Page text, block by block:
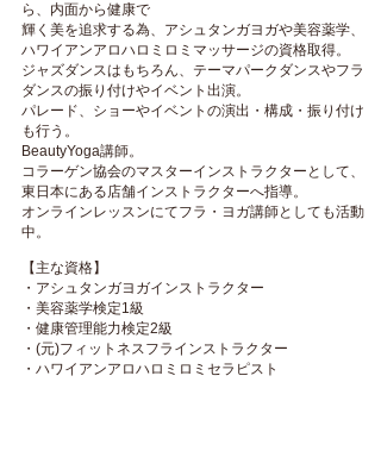
ら、内面から健康で
輝く美を追求する為、アシュタンガヨガや美容薬学、
ハワイアンアロハロミロミマッサージの資格取得。
ジャズダンスはもちろん、テーマパークダンスやフラ
ダンスの振り付けやイベント出演。
パレード、ショーやイベントの演出・構成・振り付け
も行う。
BeautyYoga講師。
コラーゲン協会のマスターインストラクターとして、
東日本にある店舗インストラクターへ指導。
オンラインレッスンにてフラ・ヨガ講師としても活動
中。
【主な資格】
・アシュタンガヨガインストラクター
・美容薬学検定1級
・健康管理能力検定2級
・(元)フィットネスフラインストラクター
・ハワイアンアロハロミロミセラピスト